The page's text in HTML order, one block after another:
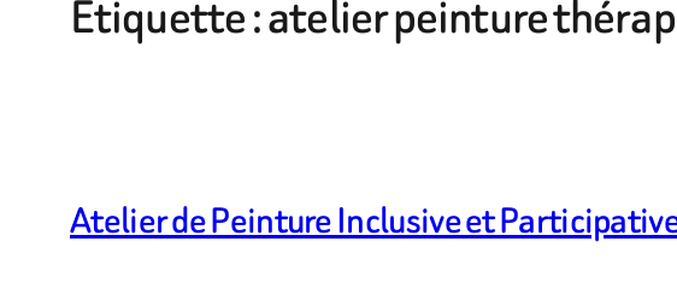
Étiquette :atelier peinture
Atelier de Peinture Inclusive et